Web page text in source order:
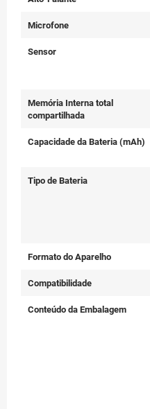
Microfone
Sensor
Memória Interna total
compartilhada
Capacidade da Bateria (mAh)
Tipo de Bateria
Formato do Aparelho
Compatibilidade
Conteúdo da Embalagem